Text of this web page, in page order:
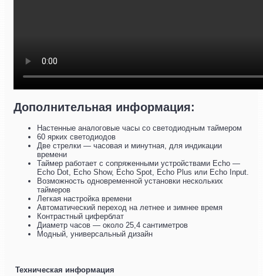
Дополнительная информация:
Настенные аналоговые часы со светодиодным таймером
60 ярких светодиодов
Две стрелки — часовая и минутная, для индикации
времени
Таймер работает с сопряженными устройствами Echo —
Echo Dot, Echo Show, Echo Spot, Echo Plus или Echo Input.
Возможность одновременной установки нескольких
таймеров
Легкая настройка времени
Автоматический переход на летнее и зимнее время
Контрастный циферблат
Диаметр часов — около 25,4 сантиметров
Модный, универсальный дизайн
Техническая информация